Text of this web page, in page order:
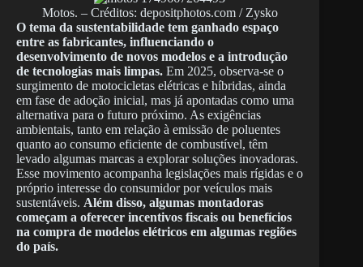
Motos. – Créditos: depositphotos.com / Zysko
O tema da sustentabilidade tem ganhado espaço
entre as fabricantes, influenciando o
desenvolvimento de novos modelos e a introdução
de tecnologias mais limpas. Em 2025, observa-se o
surgimento de motocicletas elétricas e híbridas, ainda
em fase de adoção inicial, mas já apontadas como uma
alternativa para o futuro próximo. As exigências
ambientais, tanto em relação à emissão de poluentes
quanto ao consumo eficiente de combustível, têm
levado algumas marcas a explorar soluções inovadoras.
Esse movimento acompanha legislações mais rígidas e o
próprio interesse do consumidor por veículos mais
sustentáveis. Além disso, algumas montadoras
começam a oferecer incentivos fiscais ou benefícios
na compra de modelos elétricos em algumas regiões
do país.